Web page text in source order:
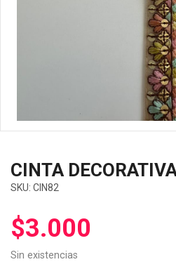
CINTA
SKU: CIN82
$3.000
Sin existencias